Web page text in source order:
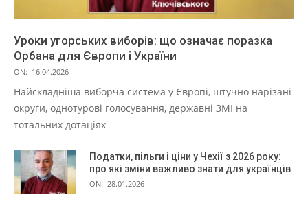
Уроки угорських виборів: що означає поразка
Орбана для Європи і України
ON: 16.04.2026
Найскладніша виборча система у Європі, штучно нарізані
округи, однотурові голосування, державні ЗМІ на
тотальних дотаціях
Податки, пільги і ціни у Чехії з 2026 року:
про які зміни важливо знати для українців
ON: 28.01.2026